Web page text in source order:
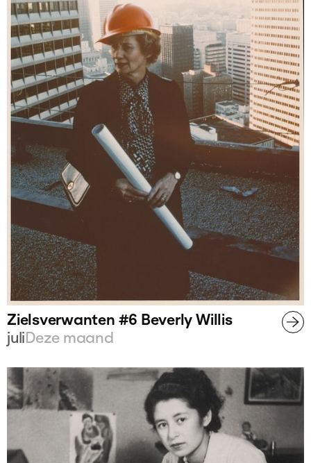
Zielsverwanten #6 Beverly Willis
juliDeze maand